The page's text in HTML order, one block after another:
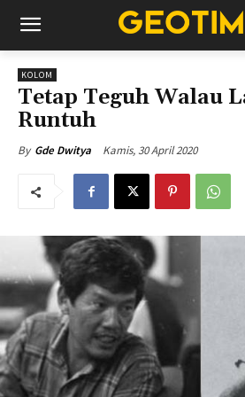
KOLOM
Tetap Teguh Walau
Runtuh
By Gde Dwitya Kamis, 30 April 2020